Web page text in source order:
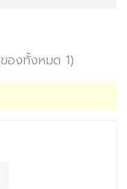
องทั้งหมด 1)